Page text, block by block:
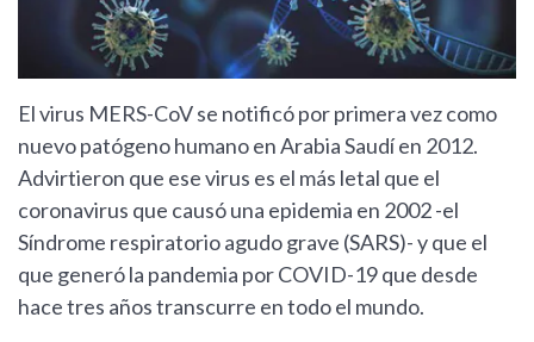
El virus MERS-CoV se notificó por primera vez como
nuevo patógeno humano en Arabia Saudí en 2012.
Advirtieron que ese virus es el más letal que el
coronavirus que causó una epidemia en 2002 -el
Síndrome respiratorio agudo grave (SARS)- y que el
que generó la pandemia por COVID-19 que desde
hace tres años transcurre en todo el mundo.